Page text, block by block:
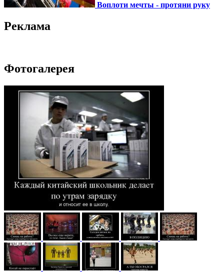
Воплоти мечты - протяни руку
Реклама
Фотогалерея